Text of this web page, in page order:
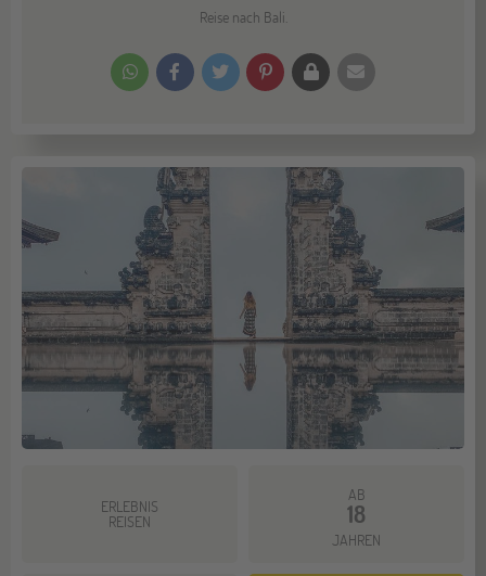
Reise nach Bali.
ERLEBNIS
REISEN
AB
18
JAHREN